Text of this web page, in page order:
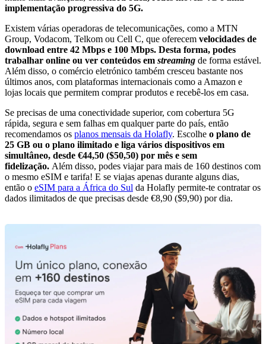
implementação progressiva do 5G.
Existem várias operadoras de telecomunicações, como a MTN
Group, Vodacom, Telkom ou Cell C, que oferecem velocidades de
download entre 42 Mbps e 100 Mbps. Desta forma, podes
trabalhar online ou ver conteúdos em streaming de forma estável.
Além disso, o comércio eletrónico também cresceu bastante nos
últimos anos, com plataformas internacionais como a Amazon e
lojas locais que permitem comprar produtos e recebê-los em casa.
Se precisas de uma conectividade superior, com cobertura 5G
rápida, segura e sem falhas em qualquer parte do país, então
recomendamos os planos mensais da Holafly. Escolhe o plano de
25 GB ou o plano ilimitado e liga vários dispositivos em
simultâneo, desde €44,50 ($50,50) por mês e sem
fidelização. Além disso, podes viajar para mais de 160 destinos com
o mesmo eSIM e tarifa! E se viajas apenas durante alguns dias,
então o eSIM para a África do Sul da Holafly permite-te contratar os
dados ilimitados de que precisas desde €8,90 ($9,90) por dia.